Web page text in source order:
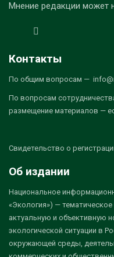
Мнение редакции может
Контакты
По общим вопросам —
По вопросам
размещение материалов —
Свидетельство о
Об издании
Национальное
«Экология») —
актуальную и объективную
экологической ситуации в
окружающей среды,